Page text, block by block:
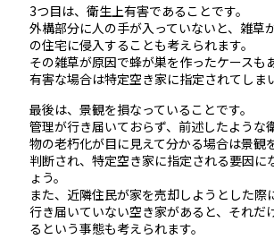
3つ目は、衛生上有害であることです。
外構部分に人の手が入っていないと、雑草
の住宅に侵入することも考えられます。
その雑草が原因で蜂が巣を作ったケースも
有害な場合は特定空き家に指定されてしま
最後は、景観を損なっていることです。
管理が行き届いておらず、前述したような
物の老朽化が目に見えて分かる場合は景観
判断され、特定空き家に指定される要因に
ょう。
また、近隣住民が家を売却しようとした際
行き届いていない空き家があると、それだ
るという事態も考えられます。